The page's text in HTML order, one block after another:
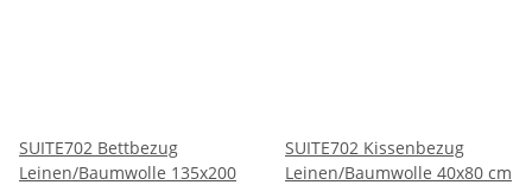
SUITE702 Bettbezug
Leinen/Baumwolle 135x200
SUITE702 Kissenbezug
Leinen/Baumwolle 40x80 cm